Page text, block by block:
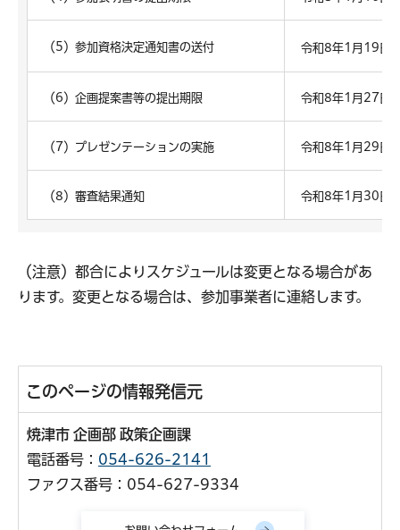
（5）参加資格決定通知書の送付 令和8年1月19日
（6）企画提案書等の提出期限 令和8年1月27日
（7）プレゼンテーションの実施 令和8年1月29日
（8）審査結果通知 令和8年1月30日
（注意）都合によりスケジュールは変更となる場合があ
ります。変更となる場合は、参加事業者に連絡します。
このページの情報発信元
焼津市 企画部 政策企画課
電話番号： 054-626-2141
ファクス番号：054-627-9334